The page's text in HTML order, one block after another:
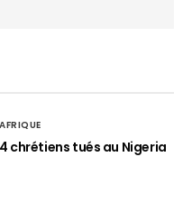
AFRIQUE
4 chrétiens tués au Nigeria